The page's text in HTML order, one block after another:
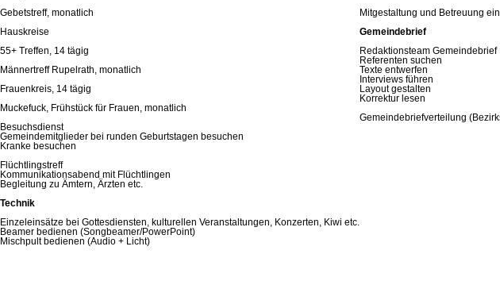
Gebetstreff, monatlich
Hauskreise
55+ Treffen, 14 tägig
Männertreff Rupelrath, monatlich
Frauenkreis, 14 tägig
Muckefuck, Frühstück für Frauen, monatlich
Besuchsdienst
Gemeindemitglieder bei runden Geburtstagen besuchen
Kranke besuchen
Flüchtlingstreff
Kommunikationsabend mit Flüchtlingen
Begleitung zu Ämtern, Ärzten etc.
Mitgestaltung und Betreuung
Gemeindebrief
Redaktionsteam Gemeindebrief
Referenten suchen
Texte entwerfen
Interviews führen
Layout gestalten
Korrektur lesen
Gemeindebriefverteilung
Technik
Einzeleinsätze bei Gottesdiensten, kulturellen Veranstaltungen, Konzerten, Kiwi etc.
Beamer bedienen (Songbeamer/PowerPoint)
Mischpult bedienen (Audio + Licht)